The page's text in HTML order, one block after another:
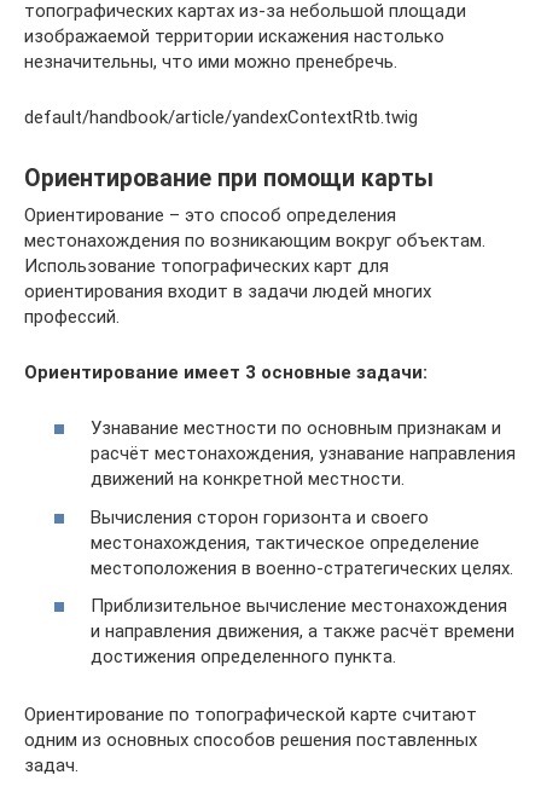
топографических картах из-за небольшой площади
изображаемой территории искажения настолько
незначительны, что ими можно пренебречь.
default/handbook/article/yandexContextRtb.twig
Ориентирование при помощи карты
Ориентирование – это способ определения
местонахождения по возникающим вокруг объектам.
Использование топографических карт для
ориентирования входит в задачи людей многих
профессий.
Ориентирование имеет 3 основные задачи:
Узнавание местности по основным признакам и
расчёт местонахождения, узнавание направления
движений на конкретной местности.
Вычисления сторон горизонта и своего
местонахождения, тактическое определение
местоположения в военно-стратегических целях.
Приблизительное вычисление местонахождения
и направления движения, а также расчёт времени
достижения определенного пункта.
Ориентирование по топографической карте считают
одним из основных способов решения поставленных
задач.